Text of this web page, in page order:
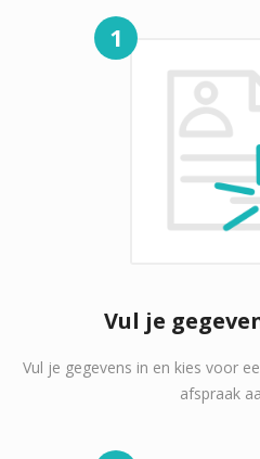
1
Vul je
Vul je gegevens in en kies voor
afspraak